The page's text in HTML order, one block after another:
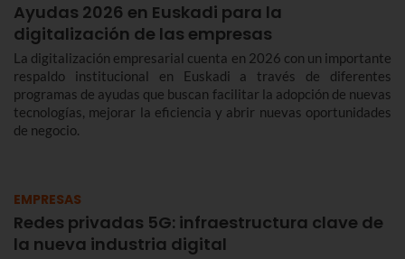
Ayudas 2026 en Euskadi para la
digitalización de las empresas
La digitalización empresarial cuenta en 2026 con un importante
respaldo institucional en Euskadi a través de diferentes
programas de ayudas que buscan facilitar la adopción de nuevas
tecnologías, mejorar la eficiencia y abrir nuevas oportunidades
de negocio.
EMPRESAS
Redes privadas 5G: infraestructura clave de
la nueva industria digital